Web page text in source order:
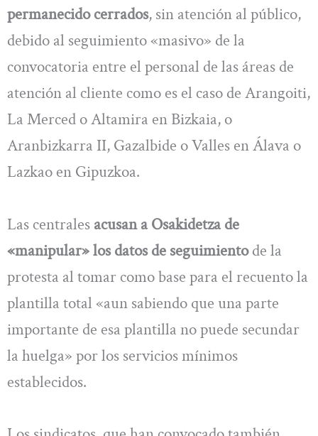
permanecido cerrados, sin atención al público,
debido al seguimiento «masivo» de la
convocatoria entre el personal de las áreas de
atención al cliente como es el caso de Arangoiti,
La Merced o Altamira en Bizkaia, o
Aranbizkarra II, Gazalbide o Valles en Álava o
Lazkao en Gipuzkoa.
Las centrales acusan a Osakidetza de
«manipular» los datos de seguimientode la
protesta al tomar como base para el recuento la
plantilla total «aun sabiendo que una parte
importante de esa plantilla no puede secundar
la huelga» por los servicios mínimos
establecidos.